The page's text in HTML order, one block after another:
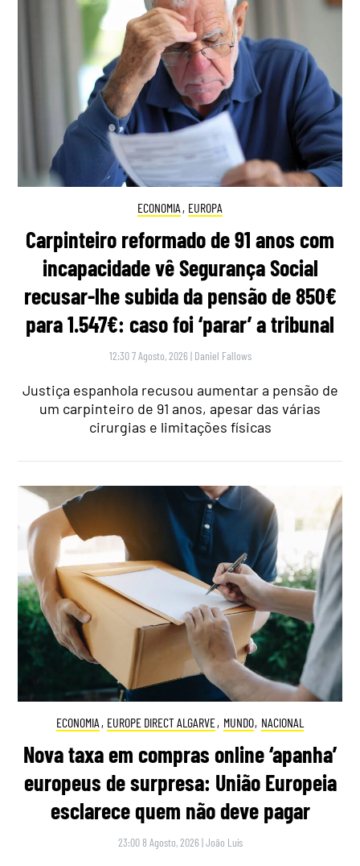
ECONOMIA , EUROPA
Carpinteiro reformado de 91 anos com
incapacidade vê Segurança Social
recusar-lhe subida da pensão de 850€
para 1.547€: caso foi ‘parar’ a tribunal
12:30 7 Agosto, 2026 | Daniel Fallows
Justiça espanhola recusou aumentar a pensão de
um carpinteiro de 91 anos, apesar das várias
cirurgias e limitações físicas
ECONOMIA , EUROPE DIRECT ALGARVE, MUNDO, NACIONAL
Nova taxa em compras online ‘apanha’
europeus de surpresa: União Europeia
esclarece quem não deve pagar
23:00 8 Agosto, 2026 |João Luís